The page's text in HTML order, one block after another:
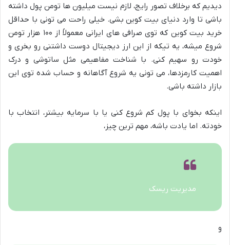
دیدیم که برخلاف تصور رایج، لازم نیست میلیون ها تومن پول داشته
باشی تا وارد دنیای بیت کوین بشی. خیلی راحت می تونی با حداقل
خرید بیت کوین که توی صرافی های ایرانی معمولاً از ۱۰۰ هزار تومن
شروع میشه، یه تیکه از این ارز دیجیتال دوست داشتنی رو بخری و
خودت رو سهیم کنی. با شناخت مفاهیمی مثل ساتوشی و درک
اهمیت کارمزدها، می تونی یه شروع آگاهانه و حساب شده توی این
بازار داشته باشی.
اینکه بخوای با پول کم شروع کنی یا با سرمایه بیشتر، انتخاب با
خودته. اما یادت باشه، مهم ترین چیز،
مدیریت ریسک
و